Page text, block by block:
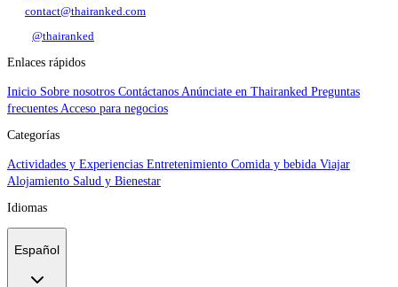
contact@thairanked.com
@thairanked
Enlaces rápidos
Inicio Sobre nosotros Contáctanos Anúnciate en Thairanked Preguntas
frecuentes Acceso para negocios
Categorías
Actividades y Experiencias Entretenimiento Comida y bebida Viajar
Alojamiento Salud y Bienestar
Idiomas
Español